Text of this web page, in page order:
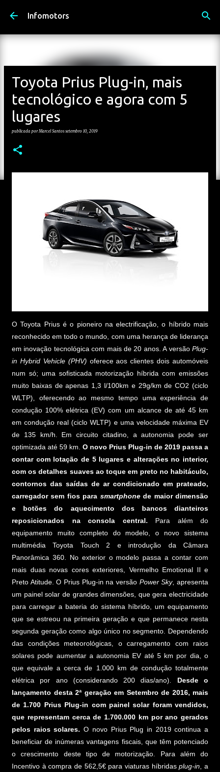
Avançar para o conteúdo principal
Infomotors
Toyota Prius Plug-in, mais
tecnológico e agora com 5
lugares
publicada porMarcel Santos setembro 10, 2019
O Toyota Prius é o pioneiro na electrificação, o híbrido mais
reconhecido em todo o mundo, com uma herança de liderança
em inovação tecnológica com mais de 20 anos. A versão Plug-
in Hybrid Vehicle (PHV) oferece aos clientes dois automóveis
num só; uma sofisticada motorização híbrida com emissões
muito baixas de apenas 1,3 l/100km e 29g/km de CO2 (ciclo
WLTP), oferecendo ao mesmo tempo uma experiência de
condução 100% elétrica (EV) com um alcance de até 45 km
em condução real (ciclo WLTP) e uma velocidade máxima EV
de 135 km/h. Em circuito citadino, a autonomia pode ser
optimizada até 59 km. O novo Prius Plug-in de 2019 passa a
contar com lotação de 5 lugares e alterações no interior,
com os detalhes suaves ao toque em preto no habitáculo,
contornos das saídas de ar condicionado em prateado,
carregador sem fios para smartphonede maior dimensão
e botões do aquecimento dos bancos dianteiros
reposicionados na consola central. Para além do
equipamento muito completo do modelo, o novo sistema
multimédia Toyota Touch 2 e introdução da Câmara
Panorâmica 360. No exterior o modelo passa a contar com
mais duas novas cores exteriores, Vermelho Emotional II e
Preto Atitude. O Prius Plug-in na versão Power Sky, apresenta
um painel solar de grandes dimensões, que gera electricidade
para carregar a bateria do sistema híbrido, um equipamento
que se estreou na primeira geração e que permanece nesta
segunda geração como algo único no segmento. Dependendo
das condições meteorológicas, o carregamento com raios
solares pode aumentar a autonomia EV até 5 km por dia, o
que equivale a cerca de 1.000 km de condução totalmente
elétrica por ano (considerando 200 dias/ano). Desde o
lançamento desta 2ª geração em Setembro de 2016, mais
de 1.700 Prius Plug-in com painel solar foram vendidos,
que representam cerca de 1.700.000 km por ano gerados
pelos raios solares. O novo Prius Plug in 2019 continua a
beneficiar de inúmeras vantagens fiscais, que têm potenciado
o crescimento deste tipo de motorização. Para além do
Incentivo à compra de 562,5€ para viaturas híbridasplug-in , a